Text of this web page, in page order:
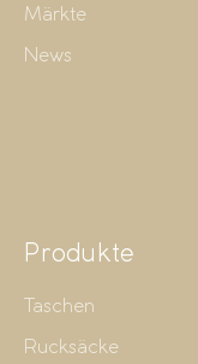
Märkte
News
Produkte
Taschen
Rucksäcke